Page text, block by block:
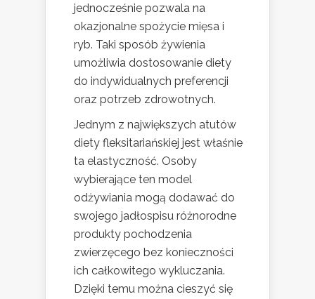
jednocześnie pozwala na
okazjonalne spożycie mięsa i
ryb. Taki sposób żywienia
umożliwia dostosowanie diety
do indywidualnych preferencji
oraz potrzeb zdrowotnych.
Jednym z największych atutów
diety fleksitariańskiej jest właśnie
ta elastyczność. Osoby
wybierające ten model
odżywiania mogą dodawać do
swojego jadłospisu różnorodne
produkty pochodzenia
zwierzęcego bez konieczności
ich całkowitego wykluczania.
Dzięki temu można cieszyć się